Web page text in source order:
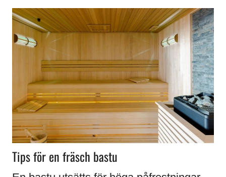
Tips för en fräsch bastu